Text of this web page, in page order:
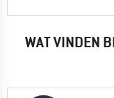
WAT VINDEN